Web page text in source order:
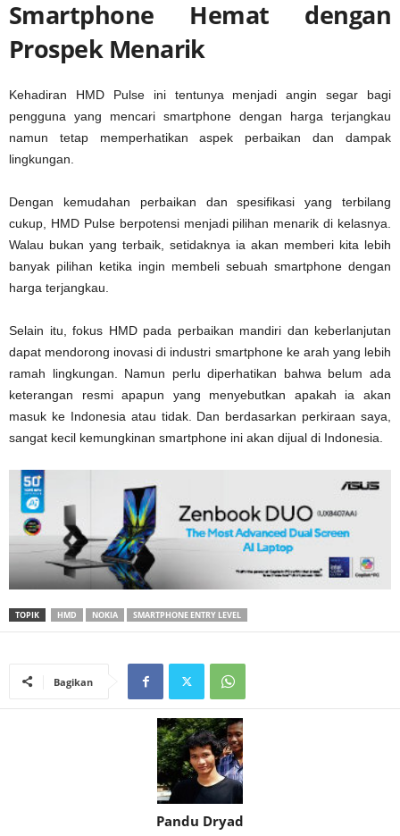
Smartphone Hemat dengan
Prospek Menarik
Kehadiran HMD Pulse ini tentunya menjadi angin segar bagi
pengguna yang mencari smartphone dengan harga terjangkau
namun tetap memperhatikan aspek perbaikan dan dampak
lingkungan.
Dengan kemudahan perbaikan dan spesifikasi yang terbilang
cukup, HMD Pulse berpotensi menjadi pilihan menarik di kelasnya.
Walau bukan yang terbaik, setidaknya ia akan memberi kita lebih
banyak pilihan ketika ingin membeli sebuah smartphone dengan
harga terjangkau.
Selain itu, fokus HMD pada perbaikan mandiri dan keberlanjutan
dapat mendorong inovasi di industri smartphone ke arah yang lebih
ramah lingkungan. Namun perlu diperhatikan bahwa belum ada
keterangan resmi apapun yang menyebutkan apakah ia akan
masuk ke Indonesia atau tidak. Dan berdasarkan perkiraan saya,
sangat kecil kemungkinan smartphone ini akan dijual di Indonesia.
TOPIK HMD NOKIA SMARTPHONE ENTRY LEVEL
Bagikan
Pandu Dryad